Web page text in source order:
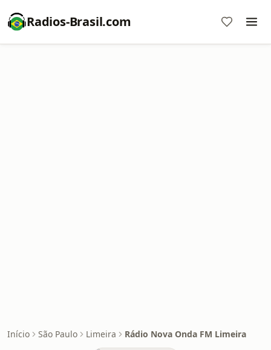
Radios-Brasil.com
Início São Paulo Limeira Rádio Nova Onda FM Limeira